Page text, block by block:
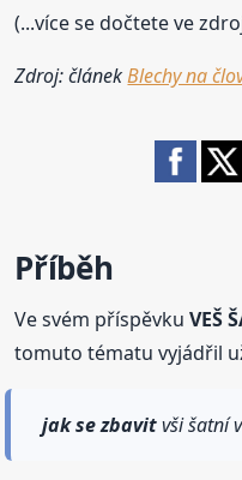
(...více se dočtete ve
Zdroj: článekBlechy na
Příběh
Ve svém příspěvkuVEŠ
tomuto tématu vyjádřil
jak se zbavitvši šatní